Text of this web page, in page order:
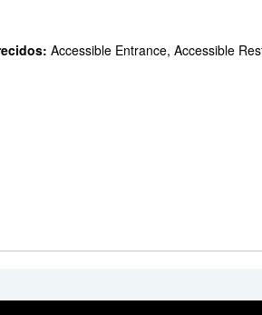
Accessible Entrance, Accessible